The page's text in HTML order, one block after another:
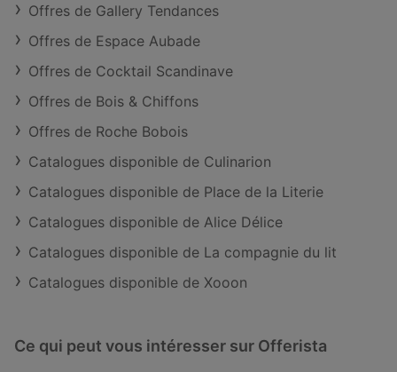
Offres de Gallery Tendances
Offres de Espace Aubade
Offres de Cocktail Scandinave
Offres de Bois & Chiffons
Offres de Roche Bobois
Catalogues disponible de Culinarion
Catalogues disponible de Place de la Literie
Catalogues disponible de Alice Délice
Catalogues disponible de La compagnie du lit
Catalogues disponible de Xooon
Ce qui peut vous intéresser sur Offerista